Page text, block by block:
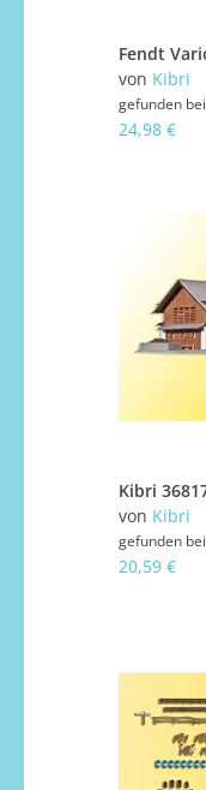
von Kibri
gefunden bei
24,98 €
von Kibri
gefunden bei
20,59 €